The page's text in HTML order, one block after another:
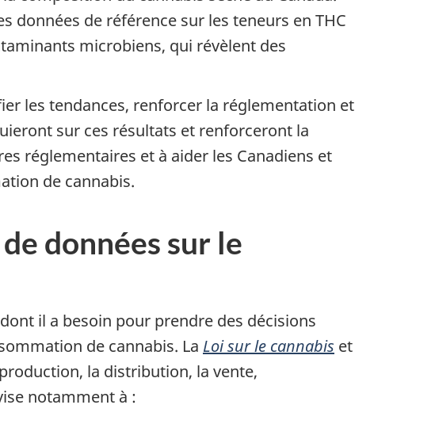
données de référence sur les teneurs en THC
microbiens, qui révèlent des
les tendances, renforcer la réglementation et
sur ces résultats et renforceront la
réglementaires et à aider les Canadiens et
de cannabis.
données sur le
il a besoin pour prendre des décisions
de cannabis. La Loi sur le cannabis et
la distribution, la vente,
notamment à :